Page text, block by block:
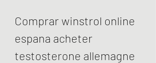
Comprar winstrol online
espana acheter
testosterone allemagne